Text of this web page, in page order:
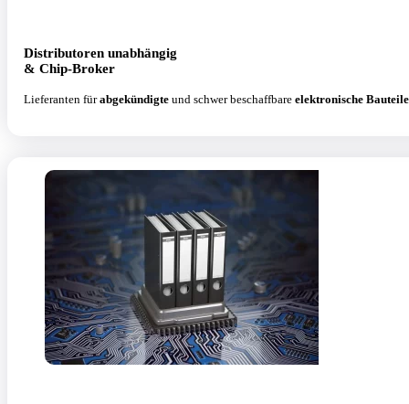
Distributoren unabhängig
& Chip-Broker
Lieferanten fürabgekündigteund schwer beschaffbare elektronische Bauteile